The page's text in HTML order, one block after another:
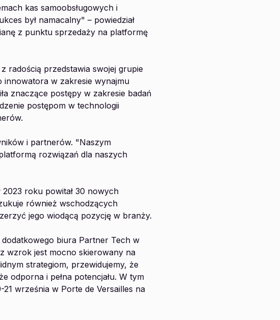
kas samoobsługowych i
był namacalny" – powiedział
z punktu sprzedaży na platformę
radością przedstawia swojej grupie
innowatora w zakresie wynajmu
znaczące postępy w zakresie badań
postępom w technologii
i partnerów. "Naszym
rozwiązań dla naszych
roku powitał 30 nowych
również wschodzących
jego wiodącą pozycję w branży.
biura Partner Tech w
wzrok jest mocno skierowany na
strategiom, przewidujemy, że
odporna i pełna potencjału. W tym
września w Porte de Versailles na